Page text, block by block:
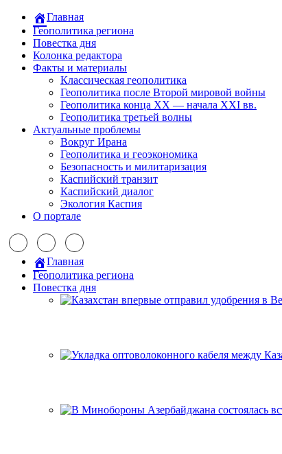
Главная
Геополитика региона
Повестка дня
Колонка редактора
Факты и материалы
Классическая геополитика
Геополитика после Второй мировой войны
Геополитика конца XX — начала XXI вв.
Геополитика третьей волны
Актуальные проблемы
Вокруг Ирана
Геополитика и геоэкономика
Безопасность и милитаризация
Каспийский транзит
Каспийский диалог
Экология Каспия
О портале
Главная
Геополитика региона
Повестка дня